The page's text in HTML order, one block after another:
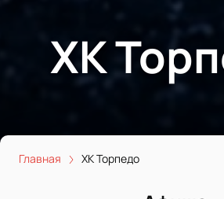
ХК
Главная ХК Торпедо